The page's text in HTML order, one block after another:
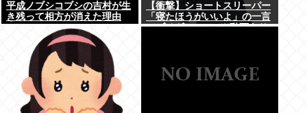
平成ノブシコブシの吉村が生
き残って相方が消えた理由
【衝撃】ショートスリーパー
「寝たほうがいいよ」の一言
にブチギレwww(※動画あり)